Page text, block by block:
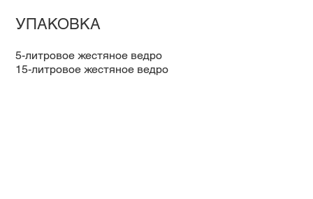
УПАКОВКА
5-литровое жестяное ведро
15-литровое жестяное ведро